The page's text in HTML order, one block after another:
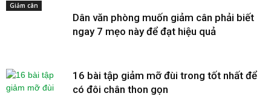
Giảm cân
Dân văn phòng muốn giảm cân phải biết
ngay 7 mẹo này để đạt hiệu quả
16 bài tập giảm mỡ đùi trong tốt nhất để
có đôi chân thon gọn